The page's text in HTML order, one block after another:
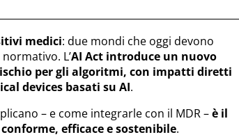
medici: due mondi che oggi devono
L’AI Act introduce un nuovo
per gli algoritmi, con impatti diretti
devices basati su AI.
– e come integrarle con il MDR –è il
efficace e sostenibile.